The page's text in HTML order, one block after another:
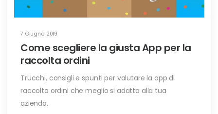
7 Giugno 2019
Come scegliere la giusta App per la
raccolta ordini
Trucchi, consigli e spunti per valutare la app di
raccolta ordini che meglio si adatta alla tua
azienda.